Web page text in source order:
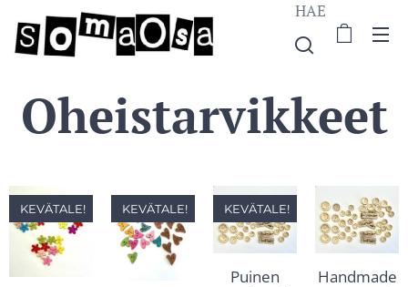
HAE
Oheistarvikkeet
KEVÄTALE! KEVÄTALE!
Puinen
KEVÄTALE!
Handmade